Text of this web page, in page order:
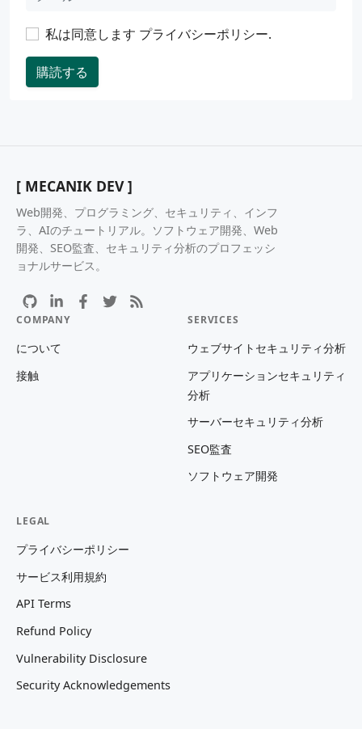
私は同意します プライバシーポリシー.
購読する
[ MECANIK DEV ]
Web開発、プログラミング、セキュリティ、インフ
ラ、AIのチュートリアル。ソフトウェア開発、Web
開発、SEO監査、セキュリティ分析のプロフェッシ
ョナルサービス。
COMPANY
について
接触
SERVICES
ウェブサイトセキュリティ分析
アプリケーションセキュリティ
分析
サーバーセキュリティ分析
SEO監査
ソフトウェア開発
LEGAL
プライバシーポリシー
サービス利用規約
API Terms
Refund Policy
Vulnerability Disclosure
Security Acknowledgements